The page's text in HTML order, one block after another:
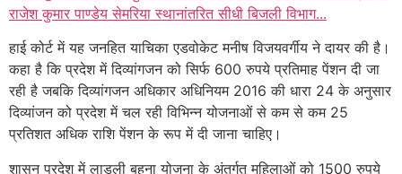
राजेश कुमार पाण्डेय सेमरिया स्थानांतरित सीधी बिजली विभाग...
हाई कोर्ट में यह जनहित याचिका एडवोकेट मनीष विजयवर्गीय ने दायर की है।
कहा है कि प्रदेश में दिव्यांगजन को सिर्फ 600 रुपये प्रतिमाह पेंशन दी जा
रही है जबकि दिव्यांगजन अधिकार अधिनियम 2016 की धारा 24 के अनुसार
दिव्यांजन को प्रदेश में चल रही विभिन्न योजनाओं से कम से कम 25
प्रतिशत अधिक राशि पेंशन के रूप में दी जाना चाहिए।
शासन प्रदेश में लाडली बहना योजना के अंतर्गत महिलाओं को 1500 रुपये